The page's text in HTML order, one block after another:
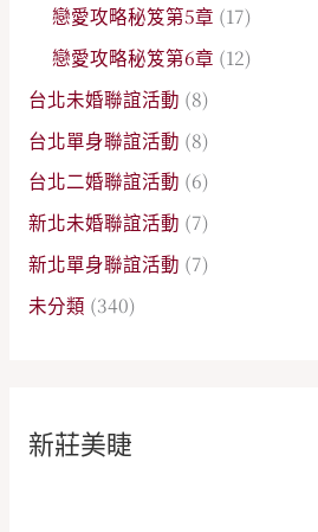
戀愛攻略秘笈第5章 (17)
戀愛攻略秘笈第6章 (12)
台北未婚聯誼活動 (8)
台北單身聯誼活動 (8)
台北二婚聯誼活動 (6)
新北未婚聯誼活動 (7)
新北單身聯誼活動 (7)
未分類 (340)
新莊美睫